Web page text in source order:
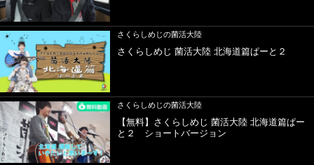
さくらしめじの菌活大陸
さくらしめじ 菌活大陸 北海道篇ぱーと２
さくらしめじの菌活大陸
【無料】さくらしめじ 菌活大陸 北海道篇ぱー
と２ ショートバージョン